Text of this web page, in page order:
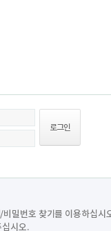
밀번호 찾기를 이용하십시
십시오.